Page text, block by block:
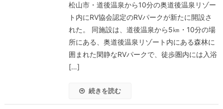
松山市・道後温泉から10分の奥道後温泉リゾー
ト内にRV協会認定のRVパークが新たに開設さ
れた。 同施設は、道後温泉から5㎞・10分の場
所にある、奥道後温泉リゾート内にある森林に
囲まれた閑静なRVパークで、徒歩圏内には入浴
[…]
続きを読む